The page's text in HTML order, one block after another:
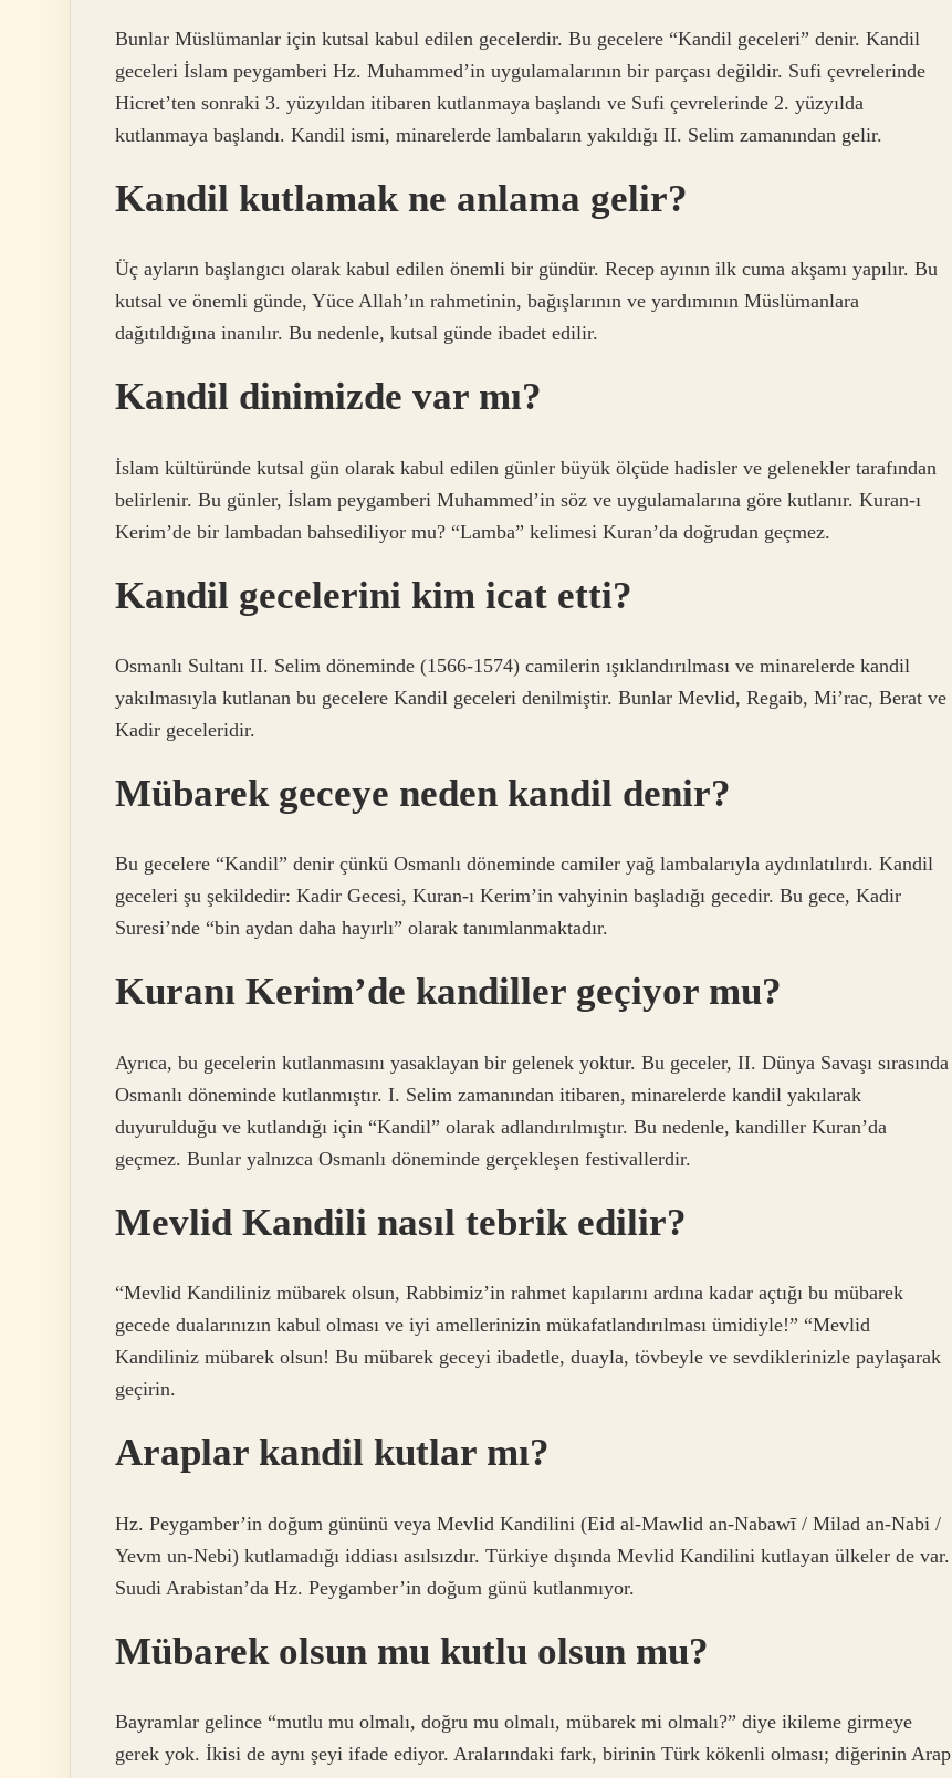
Bunlar Müslümanlar için kutsal kabul edilen gecelerdir. Bu gecelere “Kandil geceleri” denir. Kandil
geceleri İslam peygamberi Hz. Muhammed’in uygulamalarının bir parçası değildir. Sufi çevrelerinde
Hicret’ten sonraki 3. yüzyıldan itibaren kutlanmaya başlandı ve Sufi çevrelerinde 2. yüzyılda
kutlanmaya başlandı. Kandil ismi, minarelerde lambaların yakıldığı II. Selim zamanından gelir.
Kandil kutlamak ne anlama gelir?
Üç ayların başlangıcı olarak kabul edilen önemli bir gündür. Recep ayının ilk cuma akşamı yapılır. Bu
kutsal ve önemli günde, Yüce Allah’ın rahmetinin, bağışlarının ve yardımının Müslümanlara
dağıtıldığına inanılır. Bu nedenle, kutsal günde ibadet edilir.
Kandil dinimizde var mı?
İslam kültüründe kutsal gün olarak kabul edilen günler büyük ölçüde hadisler ve gelenekler tarafından
belirlenir. Bu günler, İslam peygamberi Muhammed’in söz ve uygulamalarına göre kutlanır. Kuran-ı
Kerim’de bir lambadan bahsediliyor mu? “Lamba” kelimesi Kuran’da doğrudan geçmez.
Kandil gecelerini kim icat etti?
Osmanlı Sultanı II. Selim döneminde (1566-1574) camilerin ışıklandırılması ve minarelerde kandil
yakılmasıyla kutlanan bu gecelere Kandil geceleri denilmiştir. Bunlar Mevlid, Regaib, Mi’rac, Berat ve
Kadir geceleridir.
Mübarek geceye neden kandil denir?
Bu gecelere “Kandil” denir çünkü Osmanlı döneminde camiler yağ lambalarıyla aydınlatılırdı. Kandil
geceleri şu şekildedir: Kadir Gecesi, Kuran-ı Kerim’in vahyinin başladığı gecedir. Bu gece, Kadir
Suresi’nde “bin aydan daha hayırlı” olarak tanımlanmaktadır.
Kuranı Kerim’de kandiller geçiyor mu?
Ayrıca, bu gecelerin kutlanmasını yasaklayan bir gelenek yoktur. Bu geceler, II. Dünya Savaşı sırasında
Osmanlı döneminde kutlanmıştır. I. Selim zamanından itibaren, minarelerde kandil yakılarak
duyurulduğu ve kutlandığı için “Kandil” olarak adlandırılmıştır. Bu nedenle, kandiller Kuran’da
geçmez. Bunlar yalnızca Osmanlı döneminde gerçekleşen festivallerdir.
Mevlid Kandili nasıl tebrik edilir?
“Mevlid Kandiliniz mübarek olsun, Rabbimiz’in rahmet kapılarını ardına kadar açtığı bu mübarek
gecede dualarınızın kabul olması ve iyi amellerinizin mükafatlandırılması ümidiyle!” “Mevlid
Kandiliniz mübarek olsun! Bu mübarek geceyi ibadetle, duayla, tövbeyle ve sevdiklerinizle paylaşarak
geçirin.
Araplar kandil kutlar mı?
Hz. Peygamber’in doğum gününü veya Mevlid Kandilini (Eid al-Mawlid an-Nabawī / Milad an-Nabi /
Yevm un-Nebi) kutlamadığı iddiası asılsızdır. Türkiye dışında Mevlid Kandilini kutlayan ülkeler de var.
Suudi Arabistan’da Hz. Peygamber’in doğum günü kutlanmıyor.
Mübarek olsun mu kutlu olsun mu?
Bayramlar gelince “mutlu mu olmalı, doğru mu olmalı, mübarek mi olmalı?” diye ikileme girmeye
gerek yok. İkisi de aynı şeyi ifade ediyor. Aralarındaki fark, birinin Türk kökenli olması; diğerinin Arap